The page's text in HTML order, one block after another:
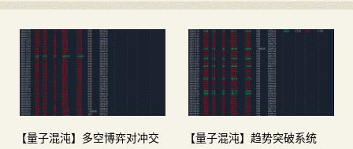
【量子混沌】多空博弈对冲交
【量子混沌】趋势突破系统